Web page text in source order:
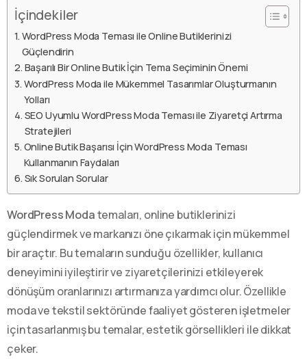
İçindekiler
WordPress Moda Teması ile Online Butiklerinizi
Güçlendirin
Başarılı Bir Online Butik İçin Tema Seçiminin Önemi
WordPress Moda ile Mükemmel Tasarımlar Oluşturmanın
Yolları
SEO Uyumlu WordPress Moda Teması ile Ziyaretçi Artırma
Stratejileri
Online Butik Başarısı İçin WordPress Moda Teması
Kullanmanın Faydaları
Sık Sorulan Sorular
WordPress Modatemaları, online butiklerinizi
güçlendirmek ve markanızı öne çıkarmak için mükemmel
bir araçtır. Bu temaların sunduğu özellikler, kullanıcı
deneyimini iyileştirir ve ziyaretçilerinizi etkileyerek
dönüşüm oranlarınızı artırmanıza yardımcı olur. Özellikle
moda ve tekstil sektöründe faaliyet gösteren işletmeler
için tasarlanmış bu temalar, estetik görsellikleri ile dikkat
çeker.